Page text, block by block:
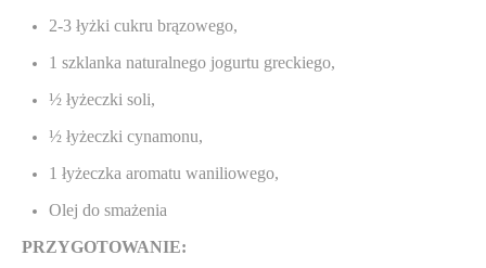
2-3 łyżki cukru brązowego,
1 szklanka naturalnego jogurtu greckiego,
½ łyżeczki soli,
½ łyżeczki cynamonu,
1 łyżeczka aromatu waniliowego,
Olej do smażenia
PRZYGOTOWANIE: